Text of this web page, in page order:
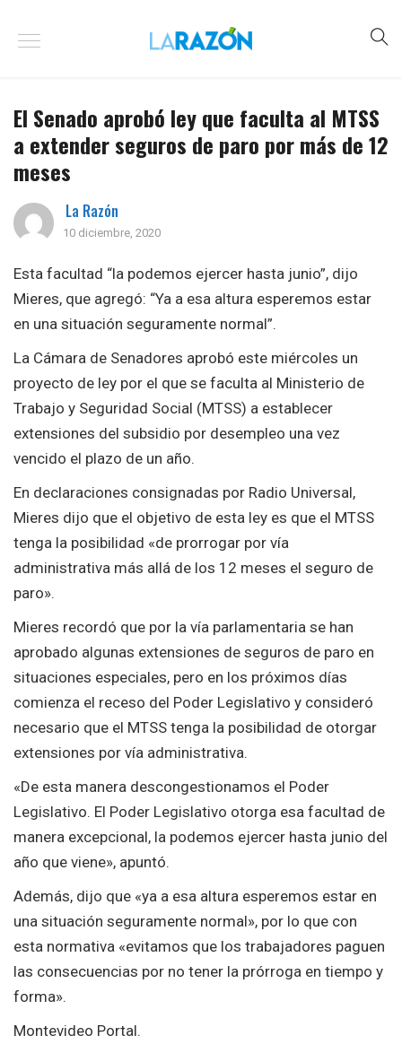
El Senado aprobó ley que faculta al MTSS
a extender seguros de paro por más de 12
meses
La Razón
10 diciembre, 2020
Esta facultad “la podemos ejercer hasta junio”, dijo
Mieres, que agregó: “Ya a esa altura esperemos estar
en una situación seguramente normal”.
La Cámara de Senadores aprobó este miércoles un
proyecto de ley por el que se faculta al Ministerio de
Trabajo y Seguridad Social (MTSS) a establecer
extensiones del subsidio por desempleo una vez
vencido el plazo de un año.
En declaraciones consignadas por Radio Universal,
Mieres dijo que el objetivo de esta ley es que el MTSS
tenga la posibilidad «de prorrogar por vía
administrativa más allá de los 12 meses el seguro de
paro».
Mieres recordó que por la vía parlamentaria se han
aprobado algunas extensiones de seguros de paro en
situaciones especiales, pero en los próximos días
comienza el receso del Poder Legislativo y consideró
necesario que el MTSS tenga la posibilidad de otorgar
extensiones por vía administrativa.
«De esta manera descongestionamos el Poder
Legislativo. El Poder Legislativo otorga esa facultad de
manera excepcional, la podemos ejercer hasta junio del
año que viene», apuntó.
Además, dijo que «ya a esa altura esperemos estar en
una situación seguramente normal», por lo que con
esta normativa «evitamos que los trabajadores paguen
las consecuencias por no tener la prórroga en tiempo y
forma».
Montevideo Portal.